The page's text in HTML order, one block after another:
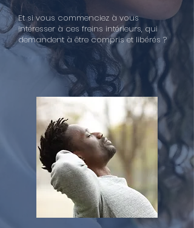
Et si vous commenciez à vous
intéresser à ces freins intérieurs, qui
demandent à être compris et libérés ?